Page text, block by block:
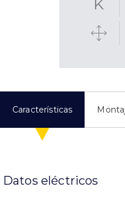
Características
Datos eléctricos